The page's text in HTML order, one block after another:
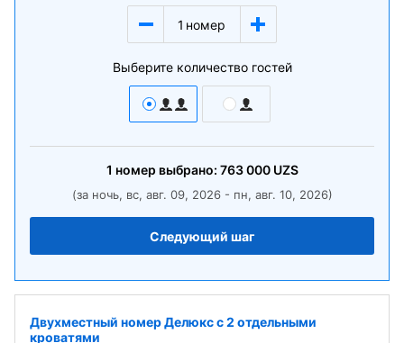
1 номер
Выберите количество гостей
1 номер выбрано: 763 000UZS
(за ночь, вс, авг. 09, 2026 - пн, авг. 10, 2026)
Следующий шаг
Двухместный номер Делюкс с 2 отдельными
кроватями